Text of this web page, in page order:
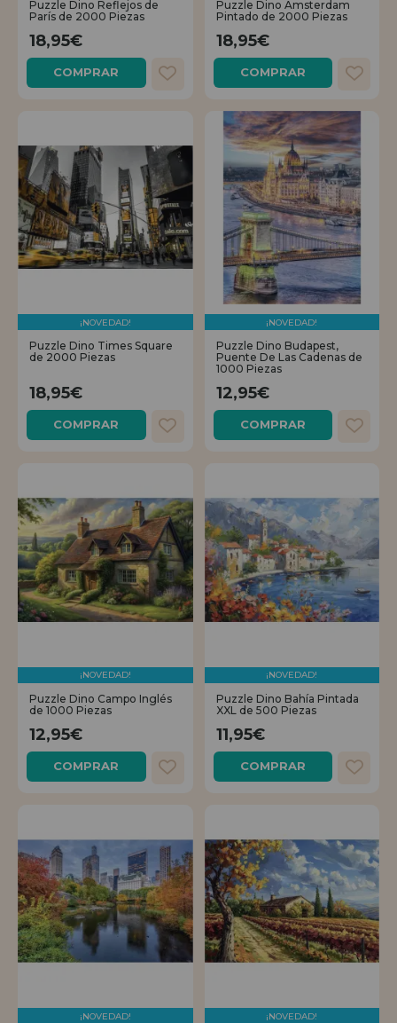
REGISTRO DISTRIBUIDOR
Puzzle Dino Reflejos de
París de 2000 Piezas
18,95€
COMPRAR
Puzzle Dino Ámsterdam
Pintado de 2000 Piezas
18,95€
COMPRAR
¡NOVEDAD!
Puzzle Dino Times Square
de 2000 Piezas
18,95€
COMPRAR
¡NOVEDAD!
Puzzle Dino Budapest,
Puente De Las Cadenas de
1000 Piezas
12,95€
COMPRAR
¡NOVEDAD!
Puzzle Dino Campo Inglés
de 1000 Piezas
12,95€
COMPRAR
¡NOVEDAD!
Puzzle Dino Bahía Pintada
XXL de 500 Piezas
11,95€
COMPRAR
¡NOVEDAD! ¡NOVEDAD!